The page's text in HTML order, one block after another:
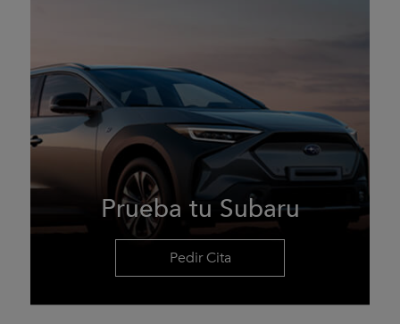
Prueba tu Subaru
Pedir Cita